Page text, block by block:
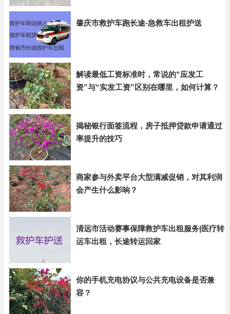
肇庆市救护车跑长途-急救车出租护送
解读最低工资标准时，常说的“应发工
资”与“实发工资”区别在哪里，如何计算？
揭秘银行面签流程，房子抵押贷款申请通过
率提升的技巧
商家参与外卖平台大型满减促销，对其利润
会产生什么影响？
清远市活动赛事保障救护车出租服务|医疗转
运车出租，长途转运回家
你的手机充电协议与公共充电设备是否兼
容？